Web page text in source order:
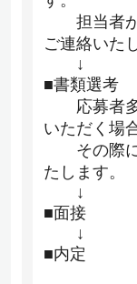
担当者が
ご連絡いた
↓
■書類選考
応募者多
いただく場
その際に
たします。
↓
■面接
↓
■内定